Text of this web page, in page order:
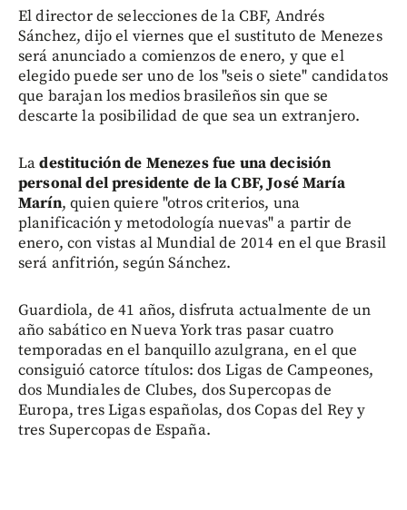
El director de selecciones de la CBF, Andrés
Sánchez, dijo el viernes que el sustituto de Menezes
será anunciado a comienzos de enero, y que el
elegido puede ser uno de los "seis o siete" candidatos
que barajan los medios brasileños sin que se
descarte la posibilidad de que sea un extranjero.
Ladestitución de Menezes fue una decisión
personal del presidente de la CBF, José María
Marín, quien quiere "otros criterios, una
planificación y metodología nuevas" a partir de
enero, con vistas al Mundial de 2014 en el que Brasil
será anfitrión, según Sánchez.
Guardiola, de 41 años, disfruta actualmente de un
año sabático en Nueva York tras pasar cuatro
temporadas en el banquillo azulgrana, en el que
consiguió catorce títulos: dos Ligas de Campeones,
dos Mundiales de Clubes, dos Supercopas de
Europa, tres Ligas españolas, dos Copas del Rey y
tres Supercopas de España.